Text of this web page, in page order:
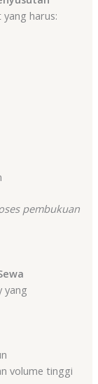
harus:
pembukuan
yang
volume tinggi